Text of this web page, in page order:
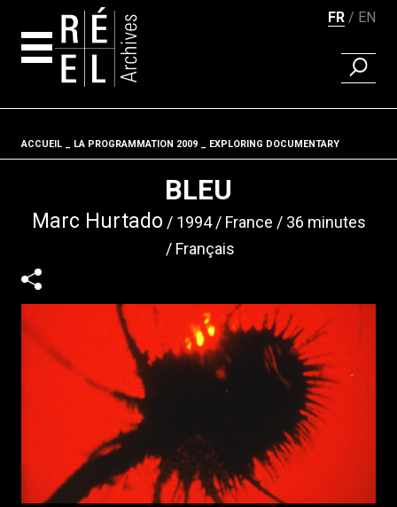
FR EN
Fil d'ariane
ACCUEIL LA PROGRAMMATION 2009 EXPLORING DOCUMENTARY
BLEU
Marc Hurtado 1994 France
36 minutes
Français